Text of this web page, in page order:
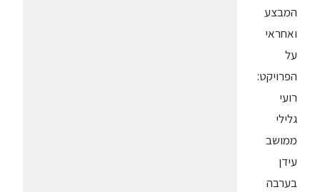
המבצע
ואחראי
על
הפרויקט:
רועי
גלילי
ממושב
עידן
בערבה